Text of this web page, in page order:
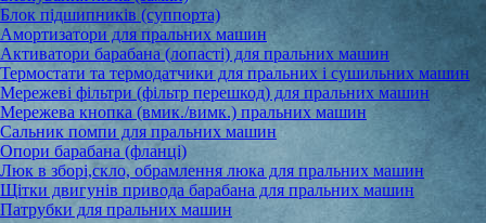
Блок підшипників (суппорта)
Амортизатори для пральних машин
Активатори барабана (лопасті) для пральних машин
Термостати та термодатчики для пральних і сушильних машин
Мережеві фільтри (фільтр перешкод) для пральних машин
Мережева кнопка (вмик./вимк.) пральних машин
Сальник помпи для пральних машин
Опори барабана (фланці)
Люк в зборі,скло, обрамлення люка для пральних машин
Щітки двигунів привода барабана для пральних машин
Патрубки для пральних машин